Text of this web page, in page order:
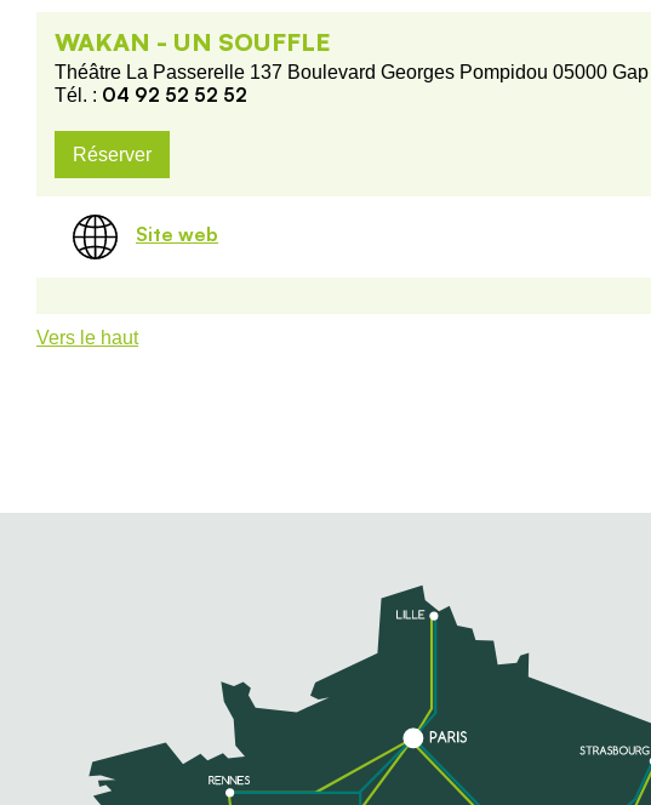
WAKAN - UN SOUFFLE
Théâtre La Passerelle 137 Boulevard Georges Pompidou 05000 Gap
Tél. : 04 92 52 52 52
Réserver
Site web
Vers le haut